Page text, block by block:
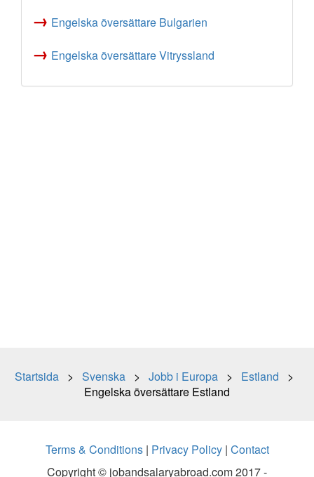
→ Engelska översättare Bulgarien
→ Engelska översättare Vitryssland
Startsida > Svenska > Jobb i Europa > Estland >
Engelska översättare Estland
Terms & Conditions| Privacy Policy| Contact
Copyright © jobandsalaryabroad.com 2017 -